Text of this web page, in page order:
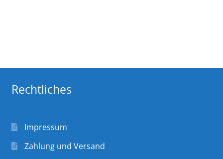
Rechtliches
Impressum
Zahlung und Versand